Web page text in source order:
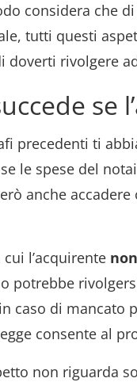
considera che
tutti questi
doverti rivolgere
se
precedenti ti
le spese del
anche
l’acquirente
potrebbe
caso di mancato
consente al
non riguarda